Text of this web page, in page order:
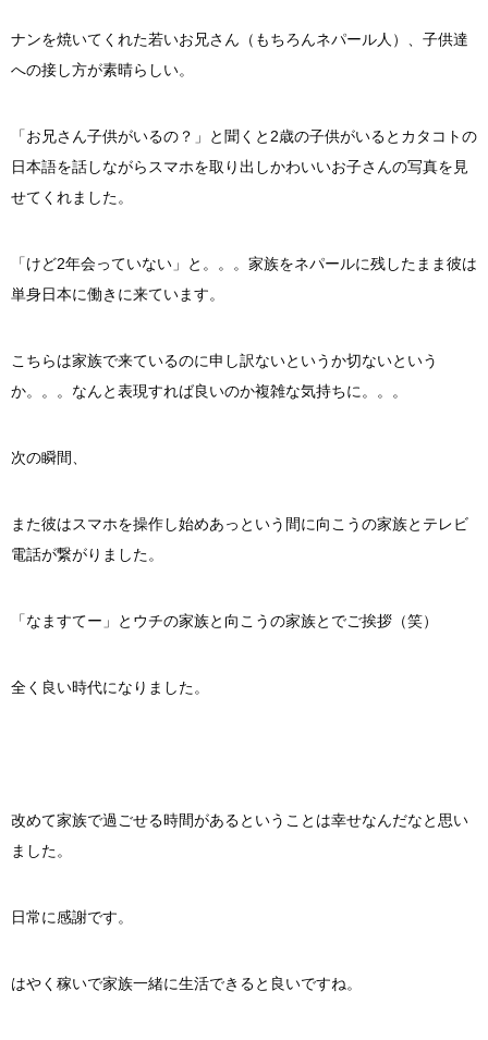
ナンを焼いてくれた若いお兄さん（もちろんネパール人）、子供達
への接し方が素晴らしい。
「お兄さん子供がいるの？」と聞くと2歳の子供がいるとカタコトの
日本語を話しながらスマホを取り出しかわいいお子さんの写真を見
せてくれました。
「けど2年会っていない」と。。。家族をネパールに残したまま彼は
単身日本に働きに来ています。
こちらは家族で来ているのに申し訳ないというか切ないという
か。。。なんと表現すれば良いのか複雑な気持ちに。。。
次の瞬間、
また彼はスマホを操作し始めあっという間に向こうの家族とテレビ
電話が繋がりました。
「なますてー」とウチの家族と向こうの家族とでご挨拶（笑）
全く良い時代になりました。
改めて家族で過ごせる時間があるということは幸せなんだなと思い
ました。
日常に感謝です。
はやく稼いで家族一緒に生活できると良いですね。